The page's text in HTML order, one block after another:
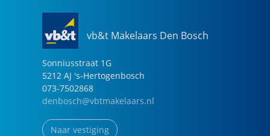
vb&t Makelaars Den Bosch
Sonniusstraat 1G
5212 AJ 's-Hertogenbosch
073-7502868
denbosch@vbtmakelaars.nl
Naar vestiging